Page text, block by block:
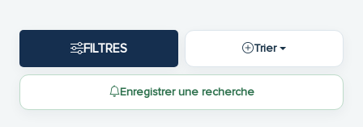
FILTRES Trier
Enregistrer une recherche